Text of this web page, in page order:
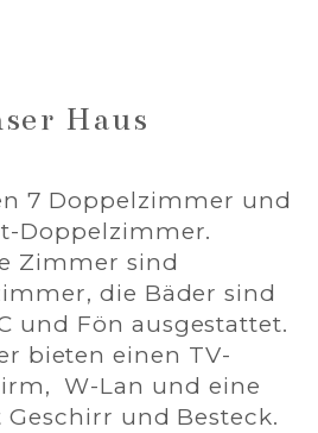
Haus
7 Doppelzimmer und
Doppelzimmer.
Zimmer sind
die Bäder sind
und Fön ausgestattet.
bieten einen TV-
W-Lan und eine
und Besteck.